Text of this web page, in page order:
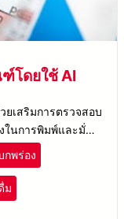
โดยใช้ AI
เสริมการตรวจสอบ
การพิมพ์และมั่นใจ
ารบรรจุภัณฑ์และ
กพร่อง
ม